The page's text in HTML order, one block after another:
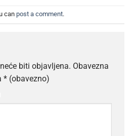
can post a comment.
biti objavljena. Obavezna
* (obavezno)